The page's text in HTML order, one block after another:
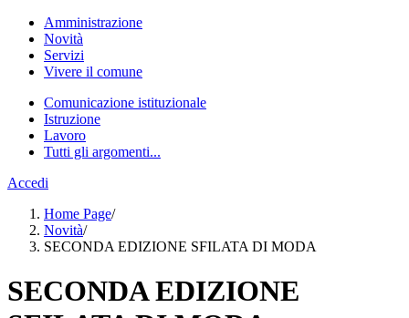
Amministrazione
Novità
Servizi
Vivere il comune
Comunicazione istituzionale
Istruzione
Lavoro
Tutti gli argomenti...
Accedi
Home Page/
Novità/
SECONDA EDIZIONE SFILATA DI MODA
SECONDA EDIZIONE